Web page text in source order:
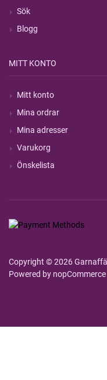
Sök
Blogg
MITT KONTO
Mitt konto
Mina ordrar
Mina adresser
Varukorg
Önskelista
Copyright © 2026
Powered by nopCommerce